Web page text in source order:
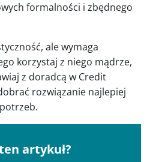
formalności i zbędnego
ale wymaga
korzystaj z niego mądrze,
z doradcą w Credit
rozwiązanie najlepiej
artykuł?